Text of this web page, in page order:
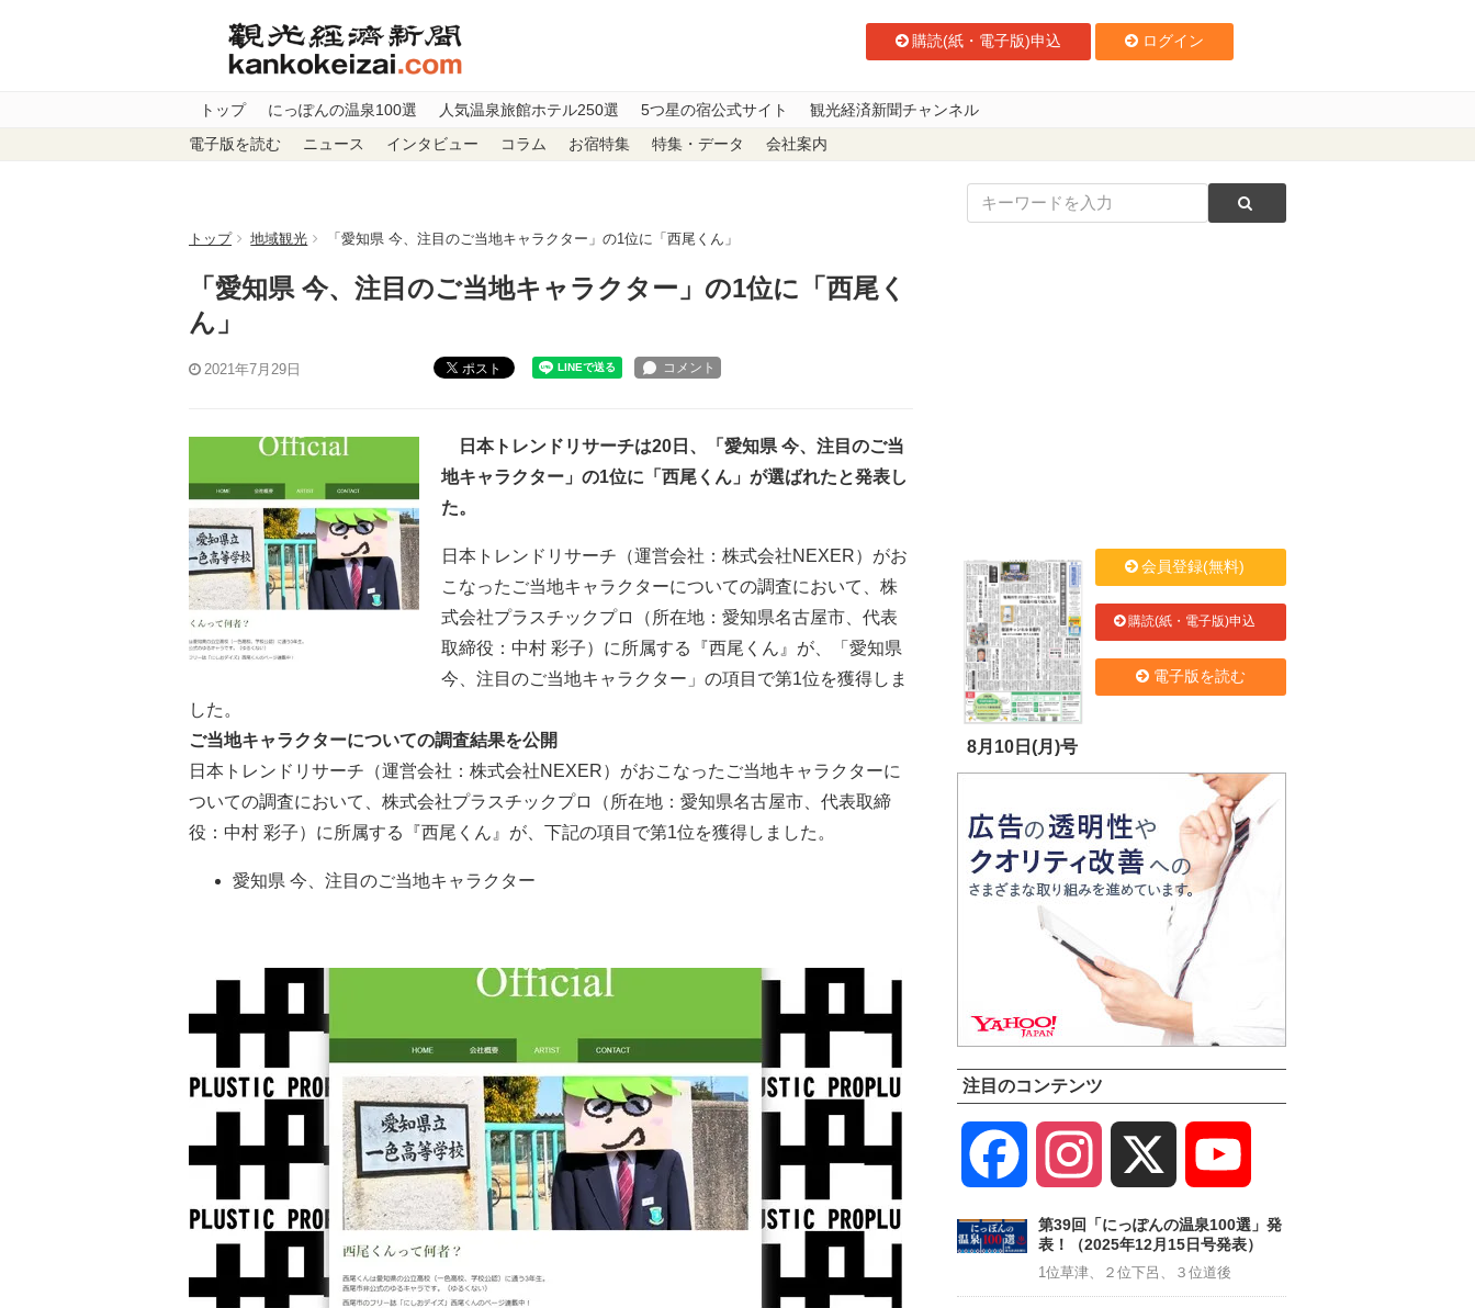
購読(紙・電子版)申込 ログイン
トップ にっぽんの温泉100選 人気温泉旅館ホテル250選 5つ星の宿公式サイト 観光経済新聞チャンネル
電子版を読む ニュース インタビュー コラム お宿特集 特集・データ 会社案内
トップ 地域観光 「愛知県 今、注目のご当地キャラクター」の1位に「西尾くん」
「愛知県 今、注目のご当地キャラクター」の1位に「西尾く
ん」
2021年7月29日 ポスト
日本トレンドリサーチは20日、「愛知県 今、注目のご当
地キャラクター」の1位に「西尾くん」が選ばれたと発表し
た。
日本トレンドリサーチ（運営会社：株式会社NEXER）がお
こなったご当地キャラクターについての調査において、株
式会社プラスチックプロ（所在地：愛知県名古屋市、代表
取締役：中村 彩子）に所属する『西尾くん』が、「愛知県
今、注目のご当地キャラクター」の項目で第1位を獲得しま
した。
ご当地キャラクターについての調査結果を公開
日本トレンドリサーチ（運営会社：株式会社NEXER）がおこなったご当地キャラクターに
ついての調査において、株式会社プラスチックプロ（所在地：愛知県名古屋市、代表取締
役：中村 彩子）に所属する『西尾くん』が、下記の項目で第1位を獲得しました。
愛知県 今、注目のご当地キャラクター
8月10日(月)号
会員登録(無料)
購読(紙・電子版)申込
電子版を読む
注目のコンテンツ
Facebook Instagram
Channel
第39回「にっぽんの温泉100選」発
表！（2025年12月15日号発表）
1位草津、２位下呂、３位道後